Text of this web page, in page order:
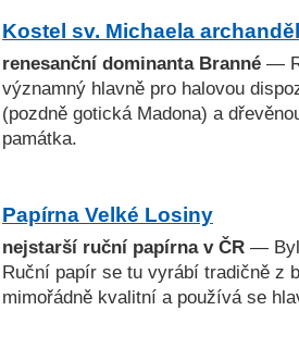
Kostel sv. Michaela
renesanční dominanta Branné —
významný hlavně pro halovou
(pozdně gotická Madona) a
památka.
Papírna Velké Losiny
nejstarší ruční papírna v ČR —
Ruční papír se tu vyrábí tradičně z
mimořádně kvalitní a používá se